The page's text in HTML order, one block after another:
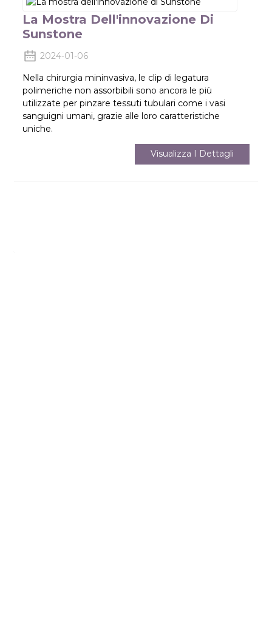
La Mostra Dell'innovazione Di
Sunstone
2024-01-06
Nella chirurgia mininvasiva, le clip di legatura
polimeriche non assorbibili sono ancora le più
utilizzate per pinzare tessuti tubulari come i vasi
sanguigni umani, grazie alle loro caratteristiche
uniche.
Visualizza I Dettagli